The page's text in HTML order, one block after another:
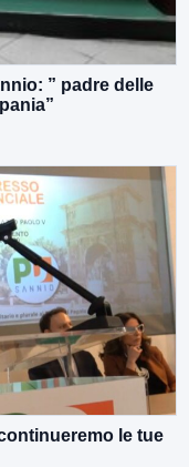
” padre delle
le tue